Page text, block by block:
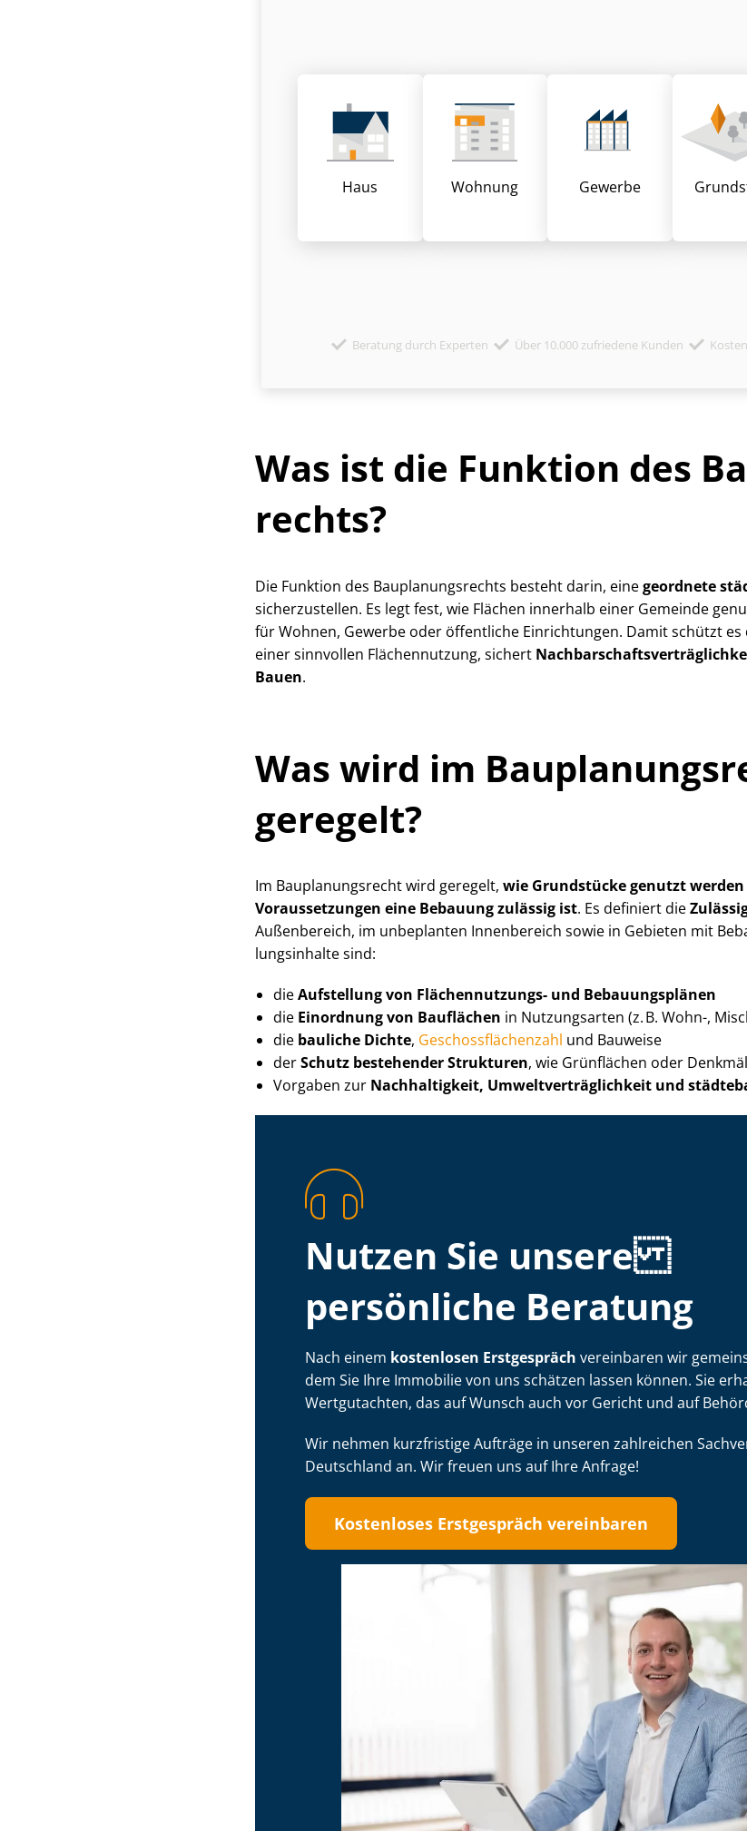
Haus Wohnung Gewerbe
Beratung durch Experten Über 10.000 zufriedene Kunden
Was ist die Funktion des
rechts?
Die Funktion des Bau­pla­nungs­rechts besteht darin, einegeordnete
sicherzustellen. Es legt fest, wie Flächen innerhalb einer Gemeinde
für Wohnen, Gewerbe oder öffentliche Einrichtungen. Damit schützt es
einer sinnvollen Flächennutzung, sichert
Bauen.
Was wird im
geregelt?
Im Bau­pla­nungs­recht wird geregelt, wie Grundstücke genutzt
Voraussetzungen eine Bebauung zulässig ist. Es definiert die
Außenbereich, im unbeplanten Innenbereich sowie in Gebieten mit
lungs­in­hal­te sind:
dieAufstellung von Flächennutzungs- und Bebauungsplänen
die Einordnung von Bauflächen in Nutzungsarten (z. B. Wohn-,
die bauliche Dichte, Ge­schoss­flä­chen­zahl und Bauweise
derSchutz bestehender Strukturen, wie Grünflächen oder
Vorgaben zur Nachhaltigkeit, Um­welt­ver­träg­lich­keit und
Nutzen Sie unsere
persönliche Beratung
Nach einem kostenlosen Erstgespräch vereinbaren wir
dem Sie Ihre Immobilie von uns schätzen lassen können. Sie
Wertgutachten, das auf Wunsch auch vor Gericht und auf
Wir nehmen kurzfristige Aufträge in unseren zahlreichen
Deutschland an. Wir freuen uns auf Ihre Anfrage!
Kostenloses Erstgespräch vereinbaren